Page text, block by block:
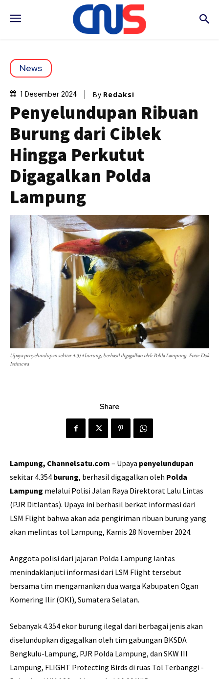
News
1 Desember 2024 By Redaksi
Penyelundupan Ribuan
Burung dari Ciblek
Hingga Perkutut
Digagalkan Polda
Lampung
Upaya penyelundupan sekitar 4.354 burung, berhasil digagalkan oleh Polda Lampung. Foto: Dok
Istimewa
Share
Lampung, Channelsatu.com – Upaya penyelundupan
sekitar 4.354 burung, berhasil digagalkan oleh Polda
Lampung melalui Polisi Jalan Raya Direktorat Lalu Lintas
(PJR Ditlantas). Upaya ini berhasil berkat informasi dari
LSM Flight bahwa akan ada pengiriman ribuan burung yang
akan melintas tol Lampung, Kamis 28 November 2024.
Anggota polisi dari jajaran Polda Lampung lantas
menindaklanjuti informasi dari LSM Flight tersebut
bersama tim mengamankan dua warga Kabupaten Ogan
Komering Ilir (OKI), Sumatera Selatan.
Sebanyak 4.354 ekor burung ilegal dari berbagai jenis akan
diselundupkan digagalkan oleh tim gabungan BKSDA
Bengkulu-Lampung, PJR Polda Lampung, dan SKW III
Lampung, FLIGHT Protecting Birds di ruas Tol Terbanggi -